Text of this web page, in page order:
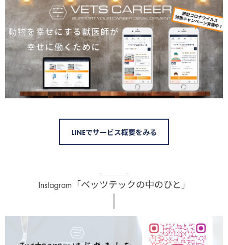
LINEでサービス概要をみる
Instagram「ベッツテックの中のひと」